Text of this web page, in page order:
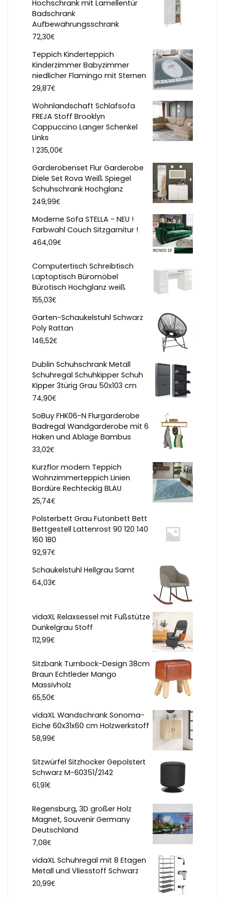
Hochschrank mit Lamellentür
Badschrank
Aufbewahrungsschrank
72,30€
Teppich Kinderteppich
Kinderzimmer Babyzimmer
niedlicher Flamingo mit Sternen
29,87€
Wohnlandschaft Schlafsofa
FREJA Stoff Brooklyn
Cappuccino Langer Schenkel
Links
1 235,00€
Garderobenset Flur Garderobe
Diele Set Rova Weiß Spiegel
Schuhschrank Hochglanz
249,99€
Moderne Sofa STELLA - NEU !
Farbwahl Couch Sitzgarnitur !
464,09€
Computertisch Schreibtisch
Laptoptisch Büromöbel
Bürotisch Hochglanz weiß
155,03€
Garten-Schaukelstuhl Schwarz
Poly Rattan
146,52€
Dublin Schuhschrank Metall
Schuhregal Schuhkipper Schuh
Kipper 3türig Grau 50x103 cm
74,90€
SoBuy FHK06-N Flurgarderobe
Badregal Wandgarderobe mit 6
Haken und Ablage Bambus
33,02€
Kurzflor modern Teppich
Wohnzimmerteppich Linien
Bordüre Rechteckig BLAU
25,74€
Polsterbett Grau Futonbett Bett
Bettgestell Lattenrost 90 120 140
160 180
92,97€
Schaukelstuhl Hellgrau Samt
64,03€
vidaXL Relaxsessel mit Fußstütze
Dunkelgrau Stoff
112,99€
Sitzbank Turnbock-Design 38cm
Braun Echtleder Mango
Massivholz
65,50€
vidaXL Wandschrank Sonoma-
Eiche 60x31x60 cm Holzwerkstoff
58,99€
Sitzwürfel Sitzhocker Gepolstert
Schwarz M-60351/2142
61,91€
Regensburg, 3D großer Holz
Magnet, Souvenir Germany
Deutschland
7,08€
vidaXL Schuhregal mit 8 Etagen
Metall und Vliesstoff Schwarz
20,99€